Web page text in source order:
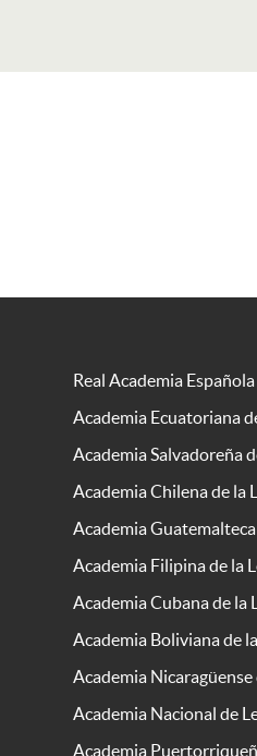
Real Academia Española
Academia Ecuatoriana
Academia Salvadoreña
Academia Chilena de la
Academia
Academia Filipina de la
Academia Cubana de la
Academia Boliviana de
Academia Nicaragüense
Academia Nacional de
Academia